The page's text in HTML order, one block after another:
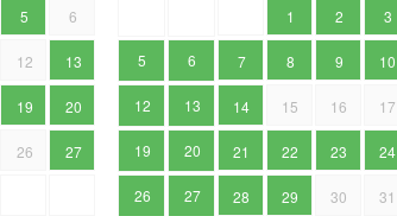
5 6
12 13
19 20
26 27
1 2 3
5 6 7 8 9 10
12 13 14 15 16 17
19 20 21 22 23 24
26 27 28 29 30 31